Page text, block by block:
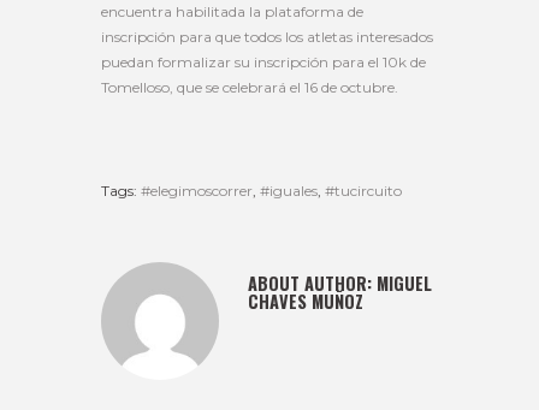
encuentra habilitada la plataforma de
inscripción para que todos los atletas interesados
puedan formalizar su inscripción para el 10k de
Tomelloso, que se celebrará el 16 de octubre.
Tags: #elegimoscorrer, #iguales, #tucircuito
ABOUT AUTHOR: MIGUEL
CHAVES MUÑOZ